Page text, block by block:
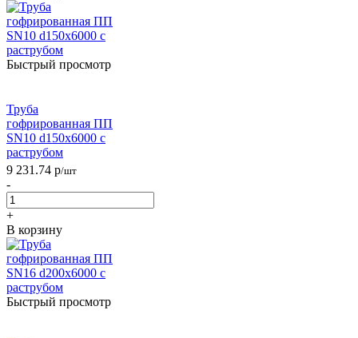
Быстрый просмотр
Труба
гофрированная ПП
SN10 d150х6000 с
раструбом
9 231.74 р/шт
-
+
В корзину
Быстрый просмотр